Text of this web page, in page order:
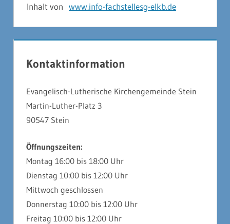
Inhalt von www.info-fachstellesg-elkb.de
Kontaktinformation
Evangelisch-Lutherische Kirchengemeinde Stein
Martin-Luther-Platz 3
90547 Stein
Öffnungszeiten:
Montag 16:00 bis 18:00 Uhr
Dienstag 10:00 bis 12:00 Uhr
Mittwoch geschlossen
Donnerstag 10:00 bis 12:00 Uhr
Freitag 10:00 bis 12:00 Uhr